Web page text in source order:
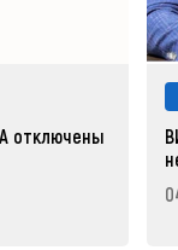
отключены